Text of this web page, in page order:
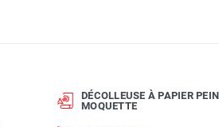
DÉCOLLEUSE À PAPIER
MOQUETTE